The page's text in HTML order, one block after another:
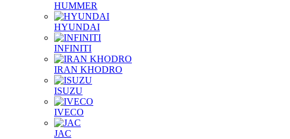
HUMMER
HYUNDAI
INFINITI
IRAN KHODRO
ISUZU
IVECO
JAC